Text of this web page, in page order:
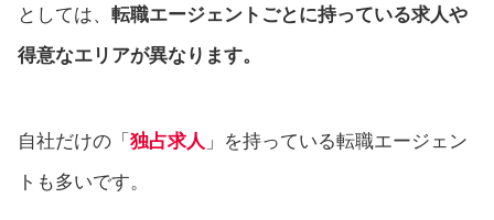
としては、 転職エージェントごとに持っている求人や
得意なエリアが異なります。
自社だけの「 独占求人 」を持っている転職エージェン
トも多いです。